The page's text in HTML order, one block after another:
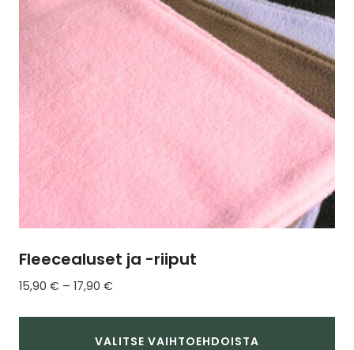
tehdä
valinnat
tuotteen
sivulla.
Fleecealuset ja -riiput
15,90 € – 17,90 €Hintaluokka:
-
17,90 €
VALITSE VAIHTOEHDOISTA